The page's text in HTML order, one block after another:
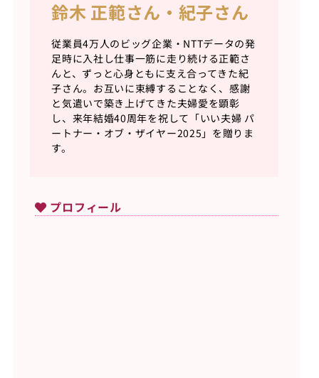
鈴木 正範さん・紀子さん
従業員4万人のビッグ企業・NTTデータの発
足時に入社し仕事一筋に走り続ける正範さ
んと、ずっと心身ともに支え合ってきた紀
子さん。お互いに束縛することなく、感謝
と気遣いで築き上げてきた夫婦愛を顕彰
し、来年結婚40周年を祝して「いい夫婦 パ
ートナー・オブ・ザイヤー2025」を贈りま
す。
プロフィール